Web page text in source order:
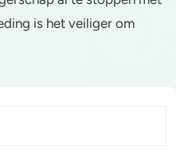
is het veiliger om